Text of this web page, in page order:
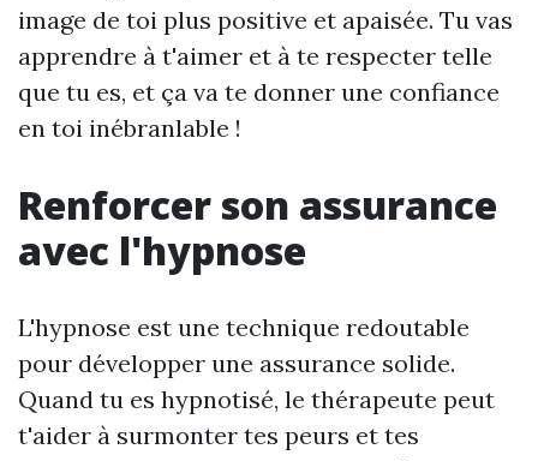
image de toi plus positive et apaisée. Tu vas
apprendre à t'aimer et à te respecter telle
que tu es, et ça va te donner une confiance
en toi inébranlable !
Renforcer son assurance
avec l'hypnose
L'hypnose est une technique redoutable
pour développer une assurance solide.
Quand tu es hypnotisé, le thérapeute peut
t'aider à surmonter tes peurs et tes